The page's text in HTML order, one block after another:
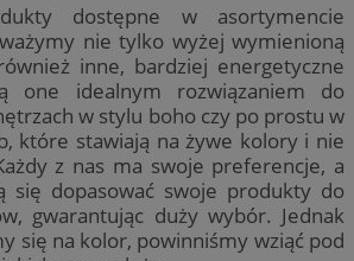
dostępne w asortymencie
nie tylko wyżej wymienioną
inne, bardziej energetyczne
one idealnym rozwiązaniem do
w stylu boho czy po prostu w
które stawiają na żywe kolory i nie
z nas ma swoje preferencje, a
się dopasować swoje produkty do
gwarantując duży wybór. Jednak
się na kolor, powinniśmy wziąć pod